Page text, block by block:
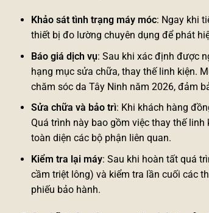
Khảo sát tình trạng máy móc: Ngay khi
thiết bị đo lường chuyên dụng để phát
Báo giá dịch vụ: Sau khi xác định được
hạng mục sửa chữa, thay thế linh kiện.
chăm sóc da Tây Ninh năm 2026, đảm
Sửa chữa và bảo trì: Khi khách hàng
Quá trình này bao gồm việc thay thế
toàn diện các bộ phận liên quan.
Kiểm tra lại máy: Sau khi hoàn tất quá
cầm triệt lông) và kiểm tra lần cuối các
phiếu bảo hành.